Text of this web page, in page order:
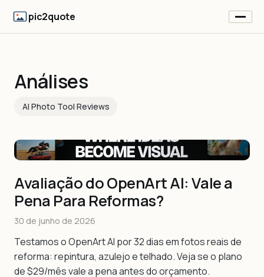
Análises
AI Photo Tool Reviews
Avaliação do OpenArt AI: Vale a
Pena Para Reformas?
30 de junho de 2026
Testamos o OpenArt AI por 32 dias em fotos reais de
reforma: repintura, azulejo e telhado. Veja se o plano
de $29/mês vale a pena antes do orçamento.
pic2quote